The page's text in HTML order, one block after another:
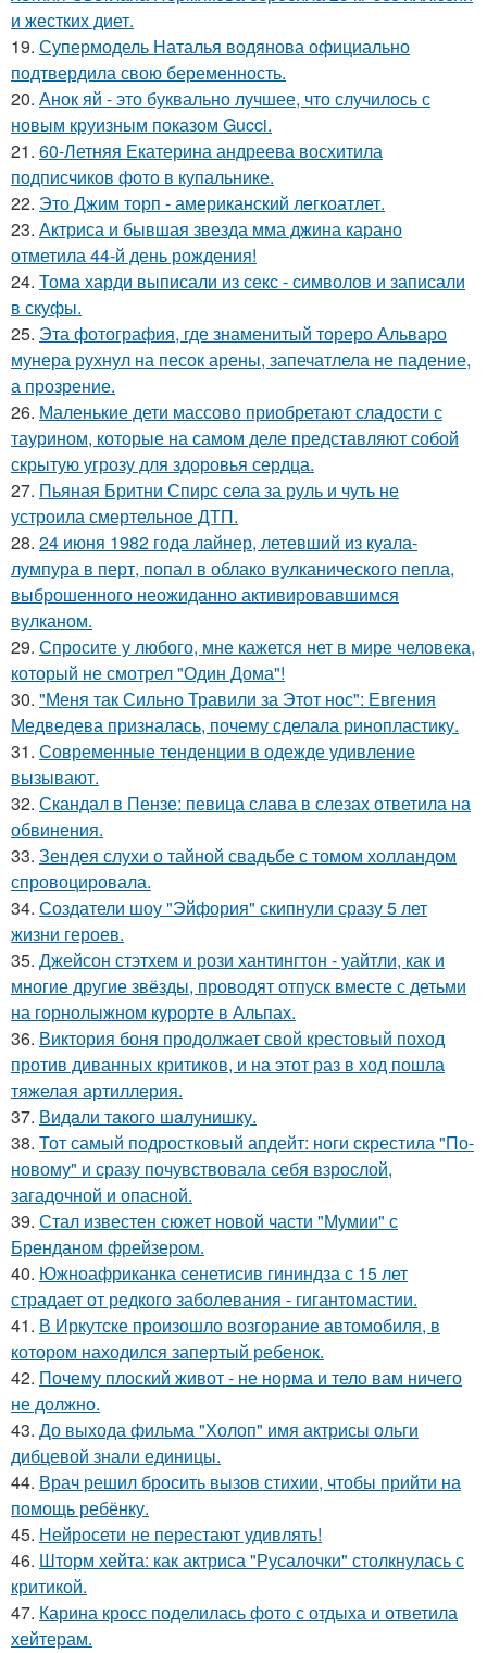
и жестких диет.
19. Супермодель Наталья водянова официально
подтвердила свою беременность.
20. Анок яй - это буквально лучшее, что случилось с
новым круизным показом Gucci.
21. 60-Летняя Екатерина андреева восхитила
подписчиков фото в купальнике.
22. Это Джим торп - американский легкоатлет.
23. Актриса и бывшая звезда мма джина карано
отметила 44-й день рождения!
24. Тома харди выписали из секс - символов и записали
в скуфы.
25. Эта фотография, где знаменитый тореро Альваро
мунера рухнул на песок арены, запечатлела не падение,
а прозрение.
26. Маленькие дети массово приобретают сладости с
таурином, которые на самом деле представляют собой
скрытую угрозу для здоровья сердца.
27. Пьяная Бритни Спирс села за руль и чуть не
устроила смертельное ДТП.
28. 24 июня 1982 года лайнер, летевший из куала-
лумпура в перт, попал в облако вулканического пепла,
выброшенного неожиданно активировавшимся
вулканом.
29. Спросите у любого, мне кажется нет в мире человека,
который не смотрел "Один Дома"!
30. "Меня так Сильно Травили за Этот нос": Евгения
Медведева призналась, почему сделала ринопластику.
31. Современные тенденции в одежде удивление
вызывают.
32. Скандал в Пензе: певица слава в слезах ответила на
обвинения.
33. Зендея слухи о тайной свадьбе с томом холландом
спровоцировала.
34. Создатели шоу "Эйфория" скипнули сразу 5 лет
жизни героев.
35. Джейсон стэтхем и рози хантингтон - уайтли, как и
многие другие звёзды, проводят отпуск вместе с детьми
на горнолыжном курорте в Альпах.
36. Виктория боня продолжает свой крестовый поход
против диванных критиков, и на этот раз в ход пошла
тяжелая артиллерия.
37. Видaли тaкого шaлунишку.
38. Тот самый подростковый апдейт: ноги скрестила "По-
новому" и сразу почувствовала себя взрослой,
загадочной и опасной.
39. Стал известен сюжет новой части "Мумии" с
Бренданом фрейзером.
40. Южноафриканка сенетисив гининдза с 15 лет
страдает от редкого заболевания - гигантомастии.
41. В Иркутске произошло возгорание автомобиля, в
котором находился запертый ребенок.
42. Почему плоский живот - не норма и тело вам ничего
не должно.
43. До выхода фильма "Холоп" имя актрисы ольги
дибцевой знали единицы.
44. Врач решил бросить вызов стихии, чтобы прийти на
помощь ребёнку.
45. Нейросети не перестают удивлять!
46. Шторм хейта: как актриса "Русалочки" столкнулась с
критикой.
47. Карина кросс поделилась фото с отдыха и ответила
хейтерам.